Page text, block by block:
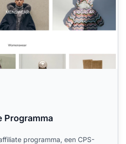
Programma
programma, een CPS-